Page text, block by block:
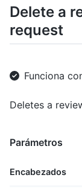
"href":
"href":
  },
  "start_line": 1,
"start_side":
  "side": "RIGHT"
Delete a
request
Funciona
Deletes a
Parámetros
Encabezados